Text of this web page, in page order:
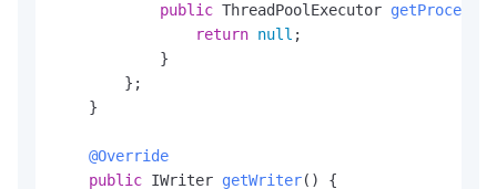
public ThreadPoolExecutor
return null ;
            }
        };
    }
@Override
public IWriter getWriter() {